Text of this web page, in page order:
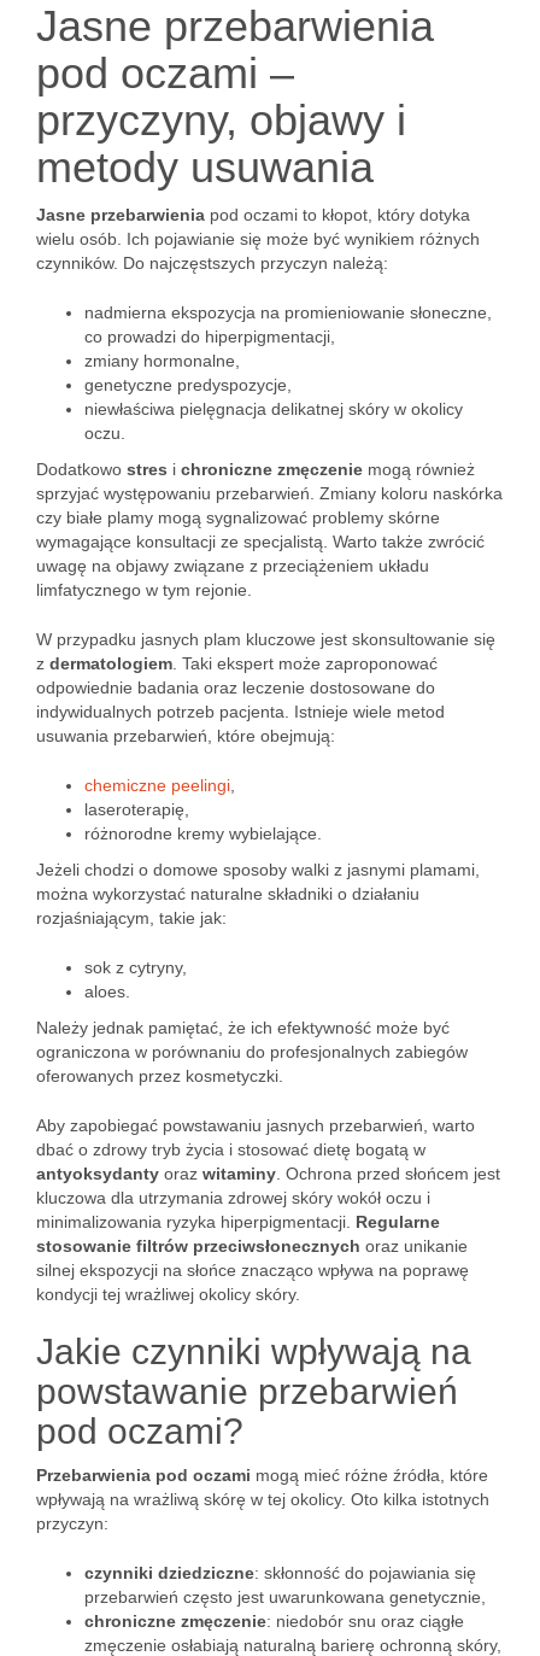
Jasne przebarwienia
pod oczami –
przyczyny, objawy i
metody usuwania
Jasne przebarwienia pod oczami to kłopot, który dotyka
wielu osób. Ich pojawianie się może być wynikiem różnych
czynników. Do najczęstszych przyczyn należą:
nadmierna ekspozycja na promieniowanie słoneczne,
co prowadzi do hiperpigmentacji,
zmiany hormonalne,
genetyczne predyspozycje,
niewłaściwa pielęgnacja delikatnej skóry w okolicy
oczu.
Dodatkowo stres i chroniczne zmęczenie mogą również
sprzyjać występowaniu przebarwień. Zmiany koloru naskórka
czy białe plamy mogą sygnalizować problemy skórne
wymagające konsultacji ze specjalistą. Warto także zwrócić
uwagę na objawy związane z przeciążeniem układu
limfatycznego w tym rejonie.
W przypadku jasnych plam kluczowe jest skonsultowanie się
z dermatologiem . Taki ekspert może zaproponować
odpowiednie badania oraz leczenie dostosowane do
indywidualnych potrzeb pacjenta. Istnieje wiele metod
usuwania przebarwień, które obejmują:
chemiczne peelingi
laseroterapię,
różnorodne kremy wybielające.
Jeżeli chodzi o domowe sposoby walki z jasnymi plamami,
można wykorzystać naturalne składniki o działaniu
rozjaśniającym, takie jak:
sok z cytryny,
aloes.
Należy jednak pamiętać, że ich efektywność może być
ograniczona w porównaniu do profesjonalnych zabiegów
oferowanych przez kosmetyczki.
Aby zapobiegać powstawaniu jasnych przebarwień, warto
dbać o zdrowy tryb życia i stosować dietę bogatą w
antyoksydanty oraz witaminy . Ochrona przed słońcem jest
kluczowa dla utrzymania zdrowej skóry wokół oczu i
minimalizowania ryzyka hiperpigmentacji. Regularne
stosowanie filtrów przeciwsłonecznych oraz unikanie
silnej ekspozycji na słońce znacząco wpływa na poprawę
kondycji tej wrażliwej okolicy skóry.
Jakie czynniki wpływają na
powstawanie przebarwień
pod oczami?
Przebarwienia pod oczami mogą mieć różne źródła, które
wpływają na wrażliwą skórę w tej okolicy. Oto kilka istotnych
przyczyn:
czynniki dziedziczne: skłonność do pojawiania się
przebarwień często jest uwarunkowana genetycznie,
chroniczne zmęczenie: niedobór snu oraz ciągłe
zmęczenie osłabiają naturalną barierę ochronną skóry,